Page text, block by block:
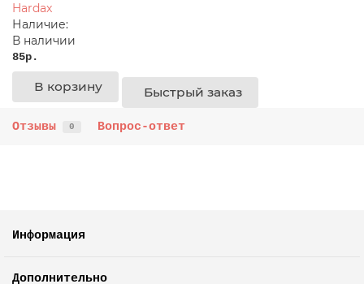
Hardax
Наличие:
В наличии
85р.
В корзину Быстрый заказ
закладки
Отзывы 0 Вопрос-ответ
Информация
Дополнительно